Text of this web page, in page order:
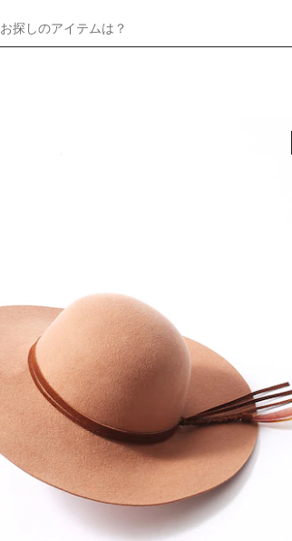
お探しのアイテムは？